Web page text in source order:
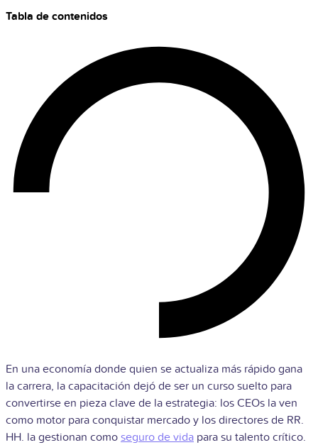
Tabla de contenidos
En una economía donde quien se actualiza más rápido gana
la carrera, la capacitación dejó de ser un curso suelto para
convertirse en pieza clave de la estrategia: los CEOs la ven
como motor para conquistar mercado y los directores de RR.
HH. la gestionan como seguro de vida para su talento crítico.